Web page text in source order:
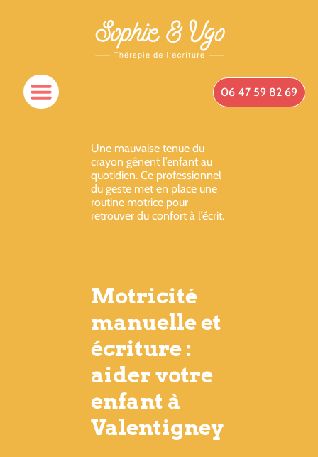
06 47 59 82 69
Une mauvaise tenue du
crayon gênent l’enfant au
quotidien. Ce professionnel
du geste met en place une
routine motrice pour
retrouver du confort à l’écrit.
Motricité
manuelle et
écriture :
aider votre
enfant à
Valentigney